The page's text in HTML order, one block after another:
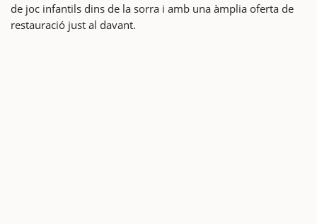
de joc infantils dins de la sorra i amb una àmplia oferta de
restauració just al davant.